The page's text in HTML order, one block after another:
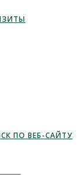
ПО ВЕБ-САЙТУ